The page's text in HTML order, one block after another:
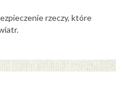
rzeczy, które